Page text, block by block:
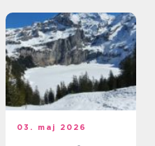
03. maj 2026